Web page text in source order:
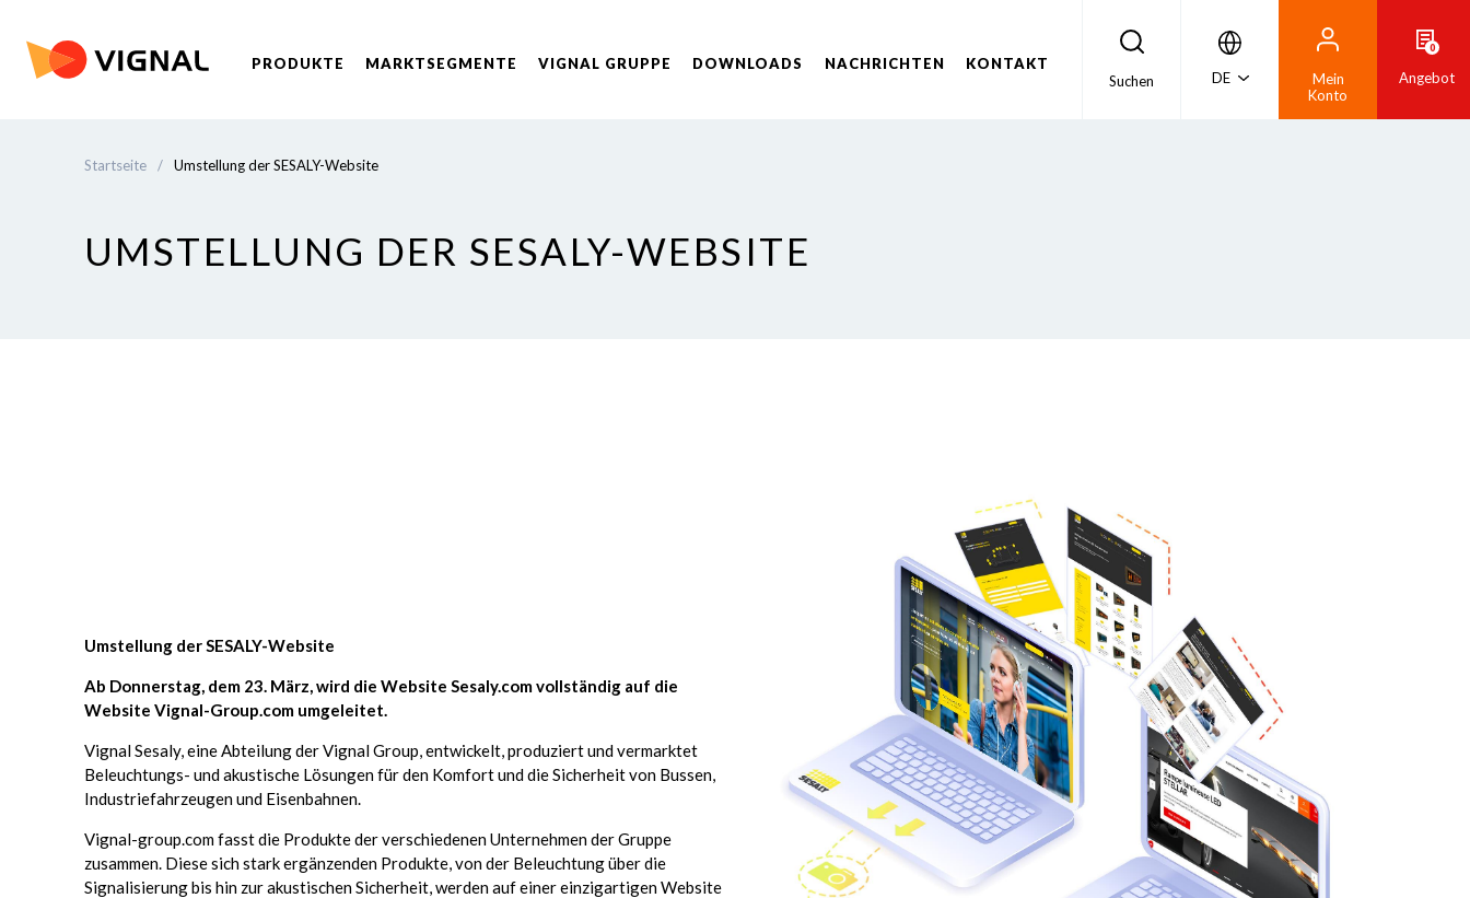
PRODUKTE MARKTSEGMENTE VIGNAL GRUPPE DOWNLOADS NACHRICHTEN
KONTAKT
Suchen
DE
Mein
Konto
0
Angebot
Startseite / Umstellung der SESALY-Website
UMSTELLUNG DER SESALY-WEBSITE
Umstellung der SESALY-Website
Ab Donnerstag, dem 23. März, wird die Website Sesaly.com vollständig auf die
Website Vignal-Group.com umgeleitet.
Vignal Sesaly, eine Abteilung der Vignal Group, entwickelt, produziert und vermarktet
Beleuchtungs- und akustische Lösungen für den Komfort und die Sicherheit von Bussen,
Industriefahrzeugen und Eisenbahnen.
Vignal-group.com fasst die Produkte der verschiedenen Unternehmen der Gruppe
zusammen. Diese sich stark ergänzenden Produkte, von der Beleuchtung über die
Signalisierung bis hin zur akustischen Sicherheit, werden auf einer einzigartigen Website